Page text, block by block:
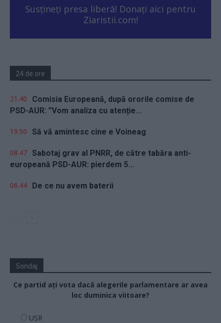
Susțineți presa liberă! Donați aici pentru
Ziaristii.com!
24 de ore
21.40
Comisia Europeană, după ororile comise de
PSD-AUR: ”Vom analiza cu atenție...
19.50 Să vă amintesc cine e Voineag
08.47 Sabotaj grav al PNRR, de către tabăra anti-
europeană PSD-AUR: pierdem 5...
06.44 De ce nu avem baterii
Sondaj
Ce partid ați vota dacă alegerile parlamentare ar avea
loc duminica viitoare?
USR